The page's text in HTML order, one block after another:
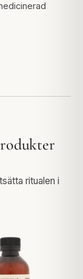
ritualen i